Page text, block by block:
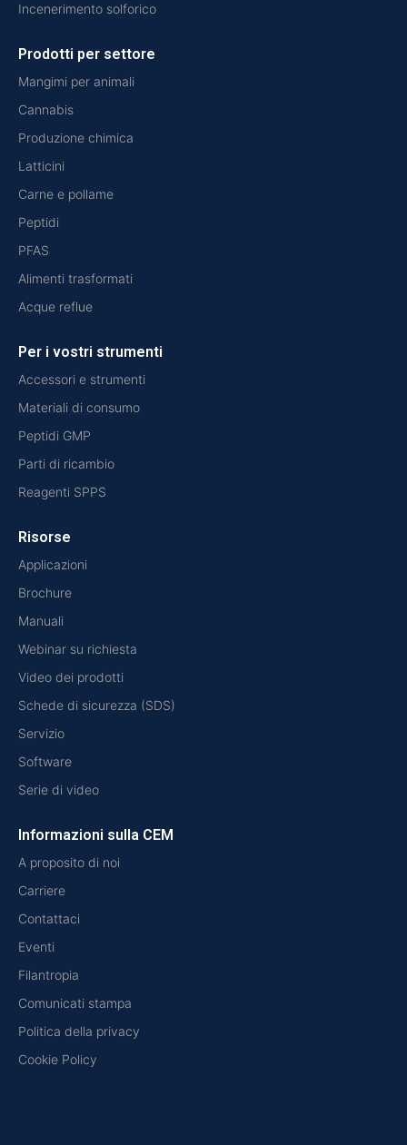
Incenerimento solforico
Prodotti per settore
Mangimi per animali
Cannabis
Produzione chimica
Latticini
Carne e pollame
Peptidi
PFAS
Alimenti trasformati
Acque reflue
Per i vostri strumenti
Accessori e strumenti
Materiali di consumo
Peptidi GMP
Parti di ricambio
Reagenti SPPS
Risorse
Applicazioni
Brochure
Manuali
Webinar su richiesta
Video dei prodotti
Schede di sicurezza (SDS)
Servizio
Software
Serie di video
Informazioni sulla CEM
A proposito di noi
Carriere
Contattaci
Eventi
Filantropia
Comunicati stampa
Politica della privacy
Cookie Policy